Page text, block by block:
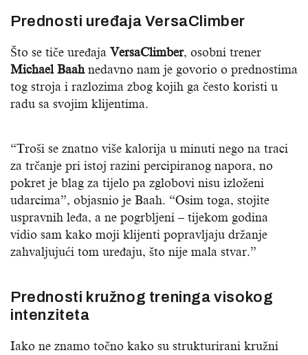
Prednosti uređaja VersaClimber
Što se tiče uređaja VersaClimber, osobni trener
Michael Baahnedavno nam je govorio o prednostima
tog stroja i razlozima zbog kojih ga često koristi u
radu sa svojim klijentima.
“Troši se znatno više kalorija u minuti nego na traci
za trčanje pri istoj razini percipiranog napora, no
pokret je blag za tijelo pa zglobovi nisu izloženi
udarcima”, objasnio je Baah. “Osim toga, stojite
uspravnih leđa, a ne pogrbljeni – tijekom godina
vidio sam kako moji klijenti popravljaju držanje
zahvaljujući tom uređaju, što nije mala stvar.”
Prednosti kružnog treninga visokog
intenziteta
Iako ne znamo točno kako su strukturirani kružni